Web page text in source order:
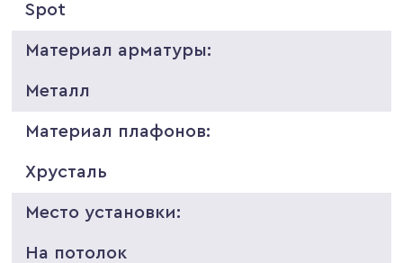
Spot
Материал арматуры:
Металл
Материал плафонов:
Хрусталь
Место установки:
На потолок